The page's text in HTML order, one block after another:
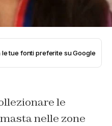
tue fonti preferite su Google
le
nelle zone